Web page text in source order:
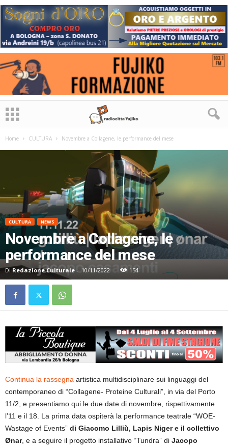
Home CULTURA Novembre a Collagene, le performance del mese
CULTURA NEWS
Novembre a Collagene, le
performance del mese
Di Redazione Culturale- 10/11/2022 154
Continua la rassegna artistica multidisciplinare sui linguaggi del
contemporaneo di “Collagene- Proteine Culturali”, in via del Porto
11/2, e presentiamo qui le due date di novembre, rispettivamente
l’11 e il 18. La prima data ospiterà la performance teatrale “WOE-
Wastage of Events” di Giacomo Lilliù, Lapis Niger e il collettivo
Ønar, e a seguire il progetto installativo “Tundra” di Jacopo